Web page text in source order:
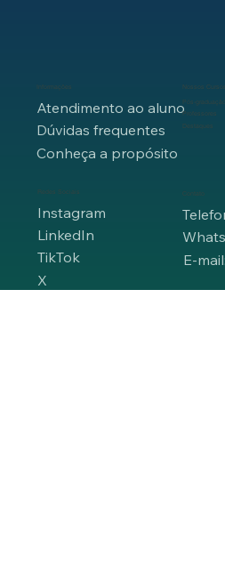
Redes Sociais
Instagram
LinkedIn
TikTok
X
Informações
Atendimento ao aluno
Dúvidas frequentes
Conheça a propósito
Nossos Cursos
Pós-graduação
Professores
Destaques
Contato
E-